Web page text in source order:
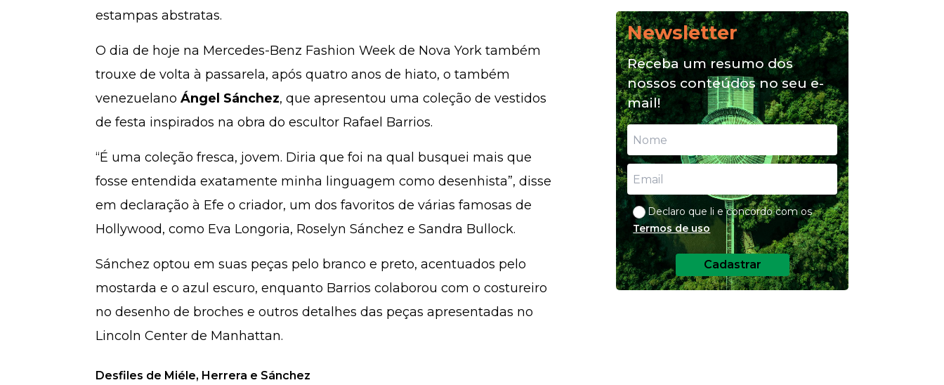
estampas abstratas.
O dia de hoje na Mercedes-Benz Fashion Week de Nova York também
trouxe de volta à passarela, após quatro anos de hiato, o também
venezuelano Ángel Sánchez, que apresentou uma coleção de vestidos
de festa inspirados na obra do escultor Rafael Barrios.
“É uma coleção fresca, jovem. Diria que foi na qual busquei mais que
fosse entendida exatamente minha linguagem como desenhista”, disse
em declaração à Efe o criador, um dos favoritos de várias famosas de
Hollywood, como Eva Longoria, Roselyn Sánchez e Sandra Bullock.
Sánchez optou em suas peças pelo branco e preto, acentuados pelo
mostarda e o azul escuro, enquanto Barrios colaborou com o costureiro
no desenho de broches e outros detalhes das peças apresentadas no
Lincoln Center de Manhattan.
Desfiles de Miéle, Herrera e Sánchez
4
Alimentação natural e mix
feeding: conheça essas
opções para nutrição do seu
pet
Newsletter
Receba um resumo dos
nossos conteúdos no seu e-
mail!
Declaro que li e concordo com os
Termos de uso
Cadastrar